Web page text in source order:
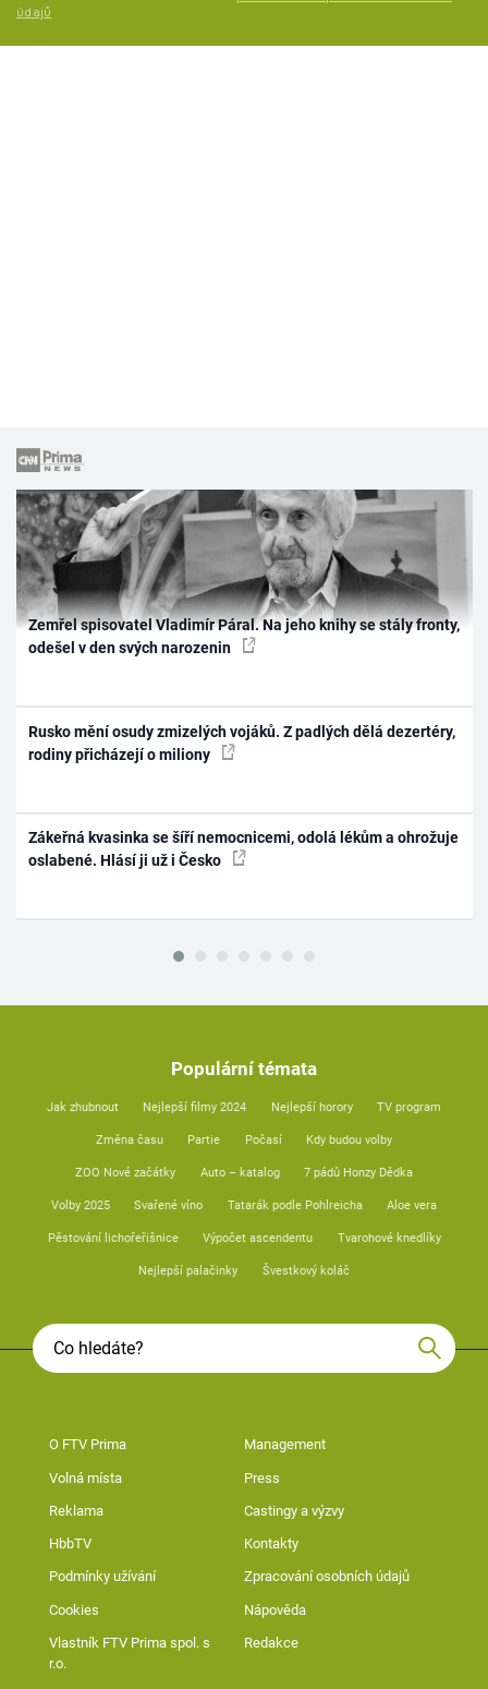
údajů
Zemřel spisovatel Vladimír Páral. Na jeho knihy se stály fronty,
odešel v den svých narozenin
Rusko mění osudy zmizelých vojáků. Z padlých dělá dezertéry,
rodiny přicházejí o miliony
Zákeřná kvasinka se šíří nemocnicemi, odolá lékům a ohrožuje
oslabené. Hlásí ji už i Česko
Populární témata
Jak zhubnout Nejlepší filmy 2024 Nejlepší horory TV program
Změna času Partie Počasí Kdy budou volby
ZOO Nové začátky Auto – katalog 7 pádů Honzy Dědka
Volby 2025 Svařené víno Tatarák podle Pohlreicha Aloe vera
Pěstování lichořeřišnice Výpočet ascendentu Tvarohové knedlíky
Nejlepší palačinky Švestkový koláč
O FTV Prima Management
Volná místa Press
Reklama Castingy a výzvy
HbbTV Kontakty
Podmínky užívání Zpracování osobních údajů
Cookies Nápověda
Vlastník FTV Prima spol. s
r.o.
Redakce